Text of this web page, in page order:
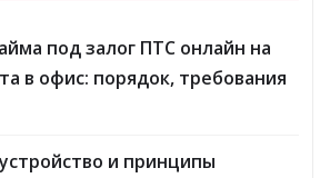
под залог ПТС онлайн на
в офис: порядок, требования
и принципы